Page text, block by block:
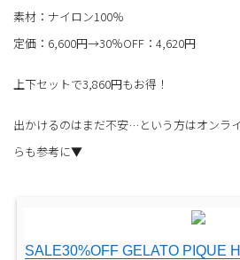
素材：ナイロン100％
定価：6,600円→30％OFF：4,620円
上下セットで3,860円もお得！
出かけるのはまだ不安…という方はオンラ
らも参考に▼
SALE30%OFF GELATO PIQUE